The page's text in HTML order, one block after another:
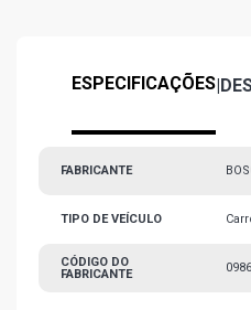
ESPECIFICAÇÕES|
FABRICANTE
TIPO DE VEÍCULO
CÓDIGO DO
FABRICANTE